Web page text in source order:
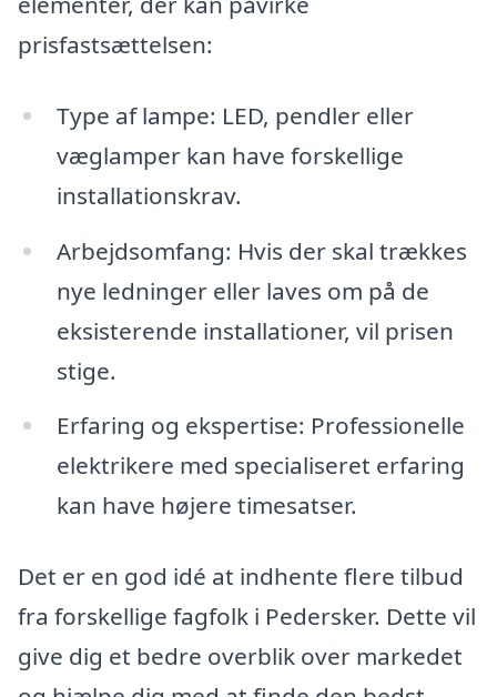
prisfastsættelsen:
Type af lampe: LED, pendler eller
væglamper kan have forskellige
installationskrav.
Arbejdsomfang: Hvis der skal trækkes
nye ledninger eller laves om på de
eksisterende installationer, vil prisen
stige.
Erfaring og ekspertise: Professionelle
elektrikere med specialiseret erfaring
kan have højere timesatser.
Det er en god idé at indhente flere tilbud
fra forskellige fagfolk i Pedersker. Dette vil
give dig et bedre overblik over markedet